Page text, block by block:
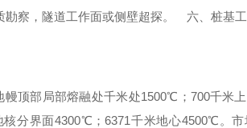
察，隧道工作面或侧壁超探。 六、桩基工
顶部局部熔融处千米处1500℃；700千米
分界面4300℃；6371千米地心4500℃。